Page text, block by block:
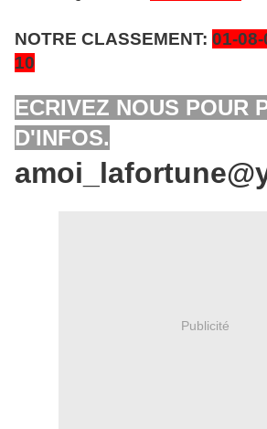
NOTRE CLASSEMENT: 01-
10
ECRIVEZ NOUS POUR
D'INFOS.
Publicité